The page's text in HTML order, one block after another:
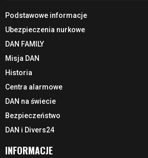
Podstawowe informacje
Ubezpieczenia nurkowe
DAN FAMILY
Misja DAN
Historia
Centra alarmowe
DAN na świecie
Bezpieczeństwo
DAN i Divers24
INFORMACJE